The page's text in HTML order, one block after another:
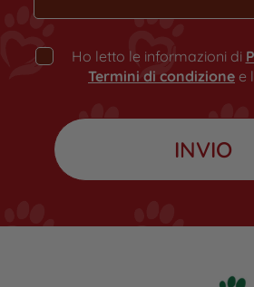
Ho letto le informazioni di
Termini di condizione e